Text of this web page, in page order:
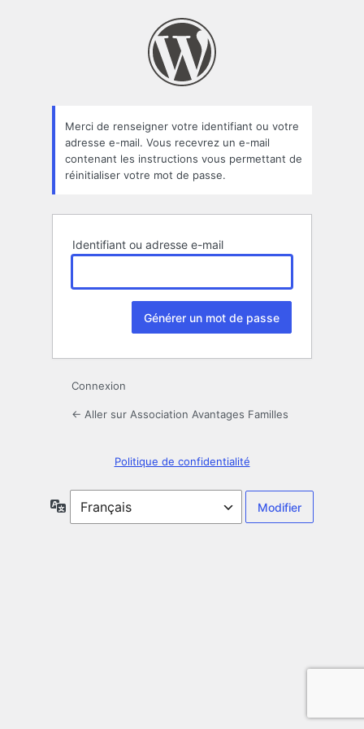
oublié
Merci de renseigner votre identifiant ou votre
adresse e-mail. Vous recevrez un e-mail
contenant les instructions vous permettant de
réinitialiser votre mot de passe.
Identifiant ou adresse e-mail
Connexion
← Aller sur Association Avantages Familles
Politique de confidentialité
Langue